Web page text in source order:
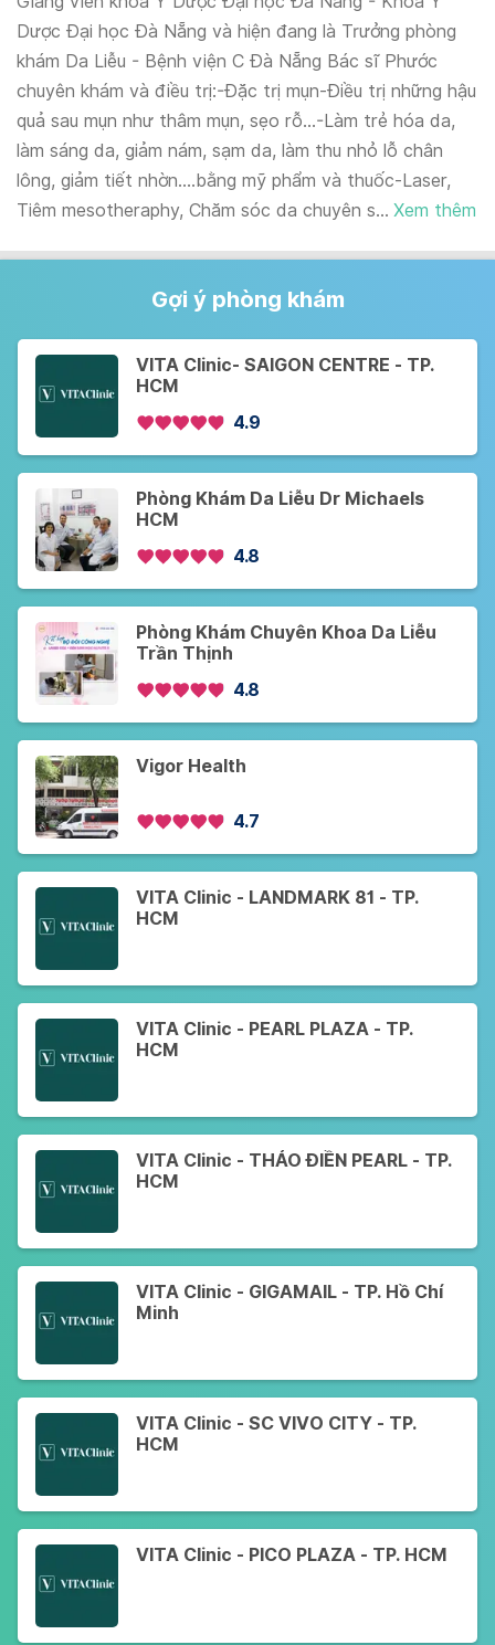
Dược Đại học Đà Nẵng và hiện đang là Trưởng phòng
khám Da Liễu - Bệnh viện C Đà Nẵng Bác sĩ Phước
chuyên khám và điều trị:-Đặc trị mụn-Điều trị những hậu
quả sau mụn như thâm mụn, sẹo rỗ…-Làm trẻ hóa da,
làm sáng da, giảm nám, sạm da, làm thu nhỏ lỗ chân
lông, giảm tiết nhờn….bằng mỹ phẩm và thuốc-Laser,
Tiêm mesotheraphy, Chăm sóc da chuyên s... Xem thêm
Gợi ý phòng khám
VITA Clinic- SAIGON CENTRE - TP.
HCM
4.9
Phòng Khám Da Liễu Dr Michaels
HCM
4.8
Phòng Khám Chuyên Khoa Da Liễu
Trần Thịnh
4.8
Vigor Health
4.7
VITA Clinic - LANDMARK 81 - TP.
HCM
VITA Clinic - PEARL PLAZA - TP.
HCM
VITA Clinic - THẢO ĐIỀN PEARL - TP.
HCM
VITA Clinic - GIGAMAIL - TP. Hồ Chí
Minh
VITA Clinic - SC VIVO CITY - TP.
HCM
VITA Clinic - PICO PLAZA - TP. HCM